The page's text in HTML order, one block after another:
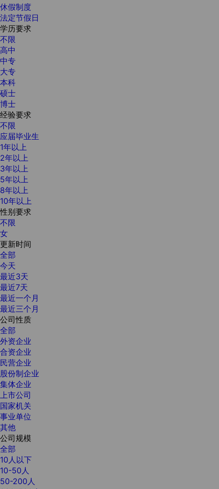
休假制度
法定节假日
学历要求
不限
高中
中专
大专
本科
硕士
博士
经验要求
不限
应届毕业生
1年以上
2年以上
3年以上
5年以上
8年以上
10年以上
性别要求
不限
女
更新时间
全部
今天
最近3天
最近7天
最近一个月
最近三个月
公司性质
全部
外资企业
合资企业
民营企业
股份制企业
集体企业
上市公司
国家机关
事业单位
其他
公司规模
全部
10人以下
10-50人
50-200人